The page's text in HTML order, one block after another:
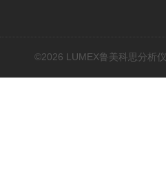
©2026 LUMEX鲁美科思分析